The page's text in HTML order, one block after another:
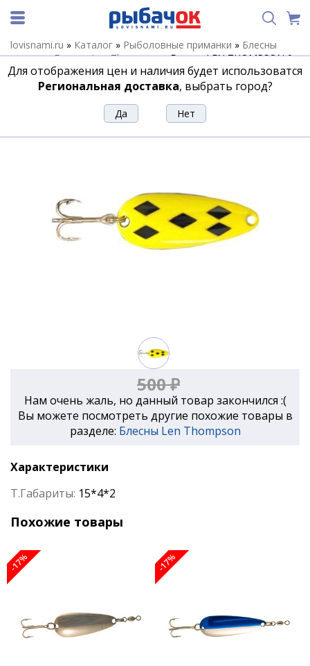
lovisnami.ru » Каталог » Рыболовные приманки » Блесны
летние»Блесны Len Thompson»Блесна LEN THOMPSON 0
YB
Блесна LEN THOMPSON 0 YB
500 ₽
Нам очень жаль, но данный товар закончился :(
Вы можете посмотреть другие похожие товары в
разделе: Блесны Len Thompson
Характеристики
Т.Габариты: 15*4*2
Похожие товары
-17% -17%
Для отображения цен и наличия будет использоватся
Региональная доставка, выбрать город?